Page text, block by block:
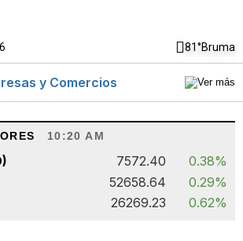
81°Bruma
y Comercios
10:20 AM
7572.40
0.38%
52658.64
0.29%
26269.23 0.62%